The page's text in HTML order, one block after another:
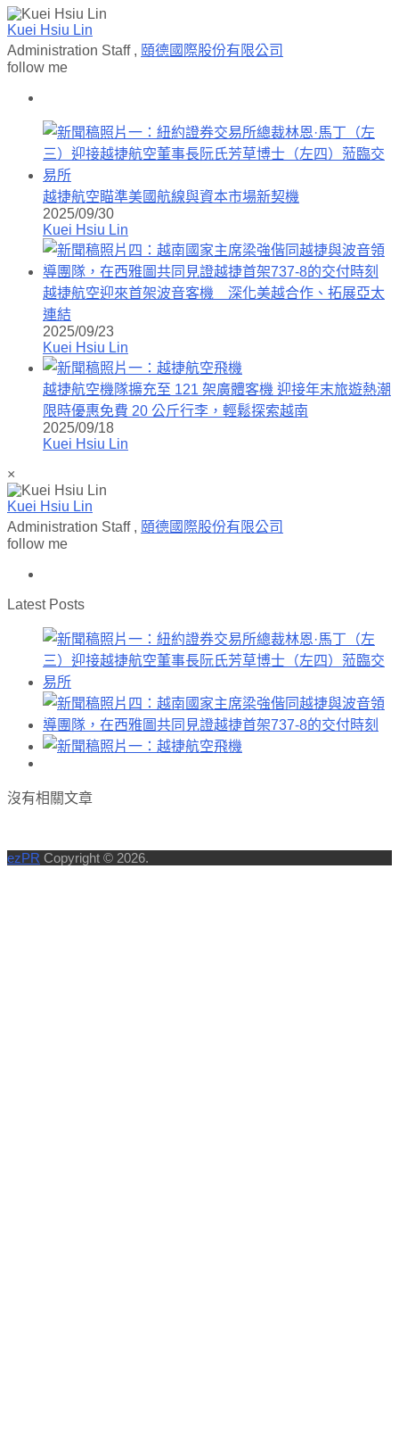
Kuei Hsiu Lin
Administration Staff , 頤德國際股份有限公司
follow me
越捷航空瞄準美國航線與資本市場新契機
2025/09/30
Kuei Hsiu Lin
越捷航空迎來首架波音客機 深化美越合作、拓展亞太
連結
2025/09/23
Kuei Hsiu Lin
越捷航空機隊擴充至 121 架廣體客機 迎接年末旅遊熱潮
限時優惠免費 20 公斤行李，輕鬆探索越南
2025/09/18
Kuei Hsiu Lin
×
Kuei Hsiu Lin
Administration Staff , 頤德國際股份有限公司
follow me
Latest Posts
沒有相關文章
ezPR Copyright © 2026.